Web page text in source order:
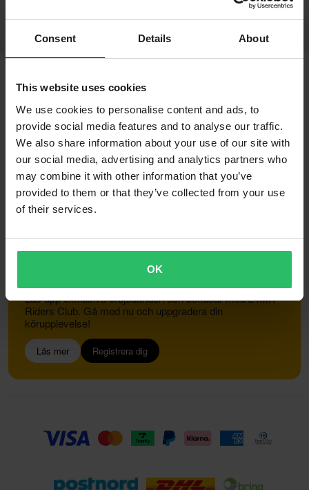
Consent Details About
This website uses cookies
We use cookies to personalise content and ads, to
provide social media features and to analyse our traffic.
We also share information about your use of our site with
our social media, advertising and analytics partners who
may combine it with other information that you’ve
provided to them or that they’ve collected from your use
of their services.
OK
Frakt & Leverans
Integritetspolicy
Returer
Ångerrätt
Orderstatus
Reklamationer & Klagomål
Information om återvinning
Om 24mx.se
Lediga jobb
Försäkran om överensstämmelse
Gå med i 24MX Riders Club
Lås upp exklusiva erbjudanden och bonusar med 24MX
Riders Club. Gå med nu och uppgradera din
körupplevelse!
Läs mer Registrera dig